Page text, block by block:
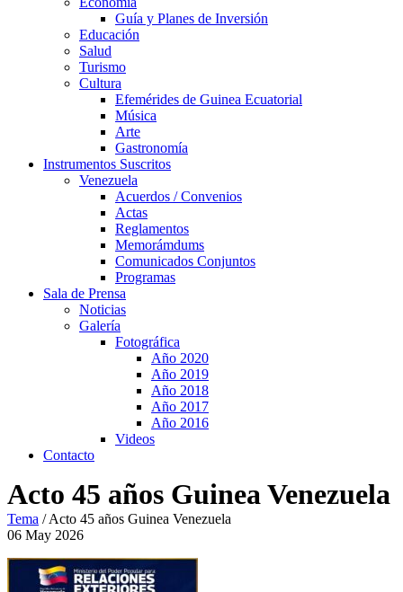
Guía y Planes de Inversión
Educación
Salud
Turismo
Cultura
Efemérides de Guinea Ecuatorial
Música
Arte
Gastronomía
Instrumentos Suscritos
Venezuela
Acuerdos / Convenios
Actas
Reglamentos
Memorámdums
Comunicados Conjuntos
Programas
Sala de Prensa
Noticias
Galería
Fotográfica
Año 2020
Año 2019
Año 2018
Año 2017
Año 2016
Videos
Contacto
Acto 45 años Guinea Venezuela
Tema /Acto 45 años Guinea Venezuela
06 May 2026